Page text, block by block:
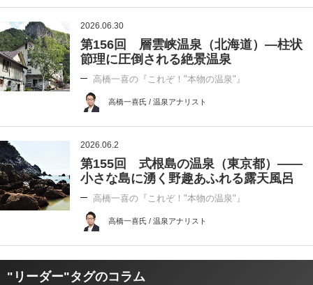
2026.06.30
第156回 層雲峡温泉（北海道）―柱状
節理に圧倒される絶景温泉
高橋一喜の『これぞ！"本物の温泉"』
高橋一喜氏 / 温泉アナリスト
2026.06.2
第155回 式根島の温泉（東京都）――
小さな島に湧く野趣あふれる露天風呂
高橋一喜の『これぞ！"本物の温泉"』
高橋一喜氏 / 温泉アナリスト
"リーダー"タグのコラム